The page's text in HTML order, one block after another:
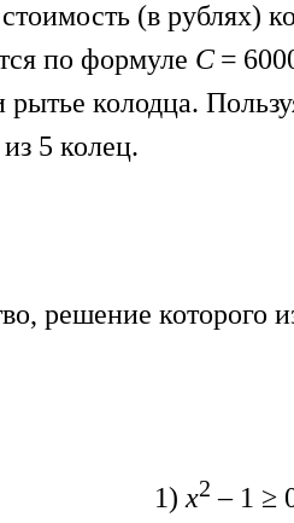
(в рублях)
по формуле C =
колодца.
5 колец.
решение которого
1) х2 – 1 ≥